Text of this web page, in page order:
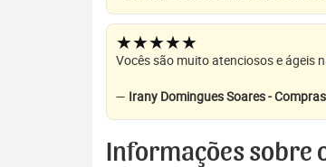
★★★★★
Vocês são muito atenciosos e ágeis
— Irany Domingues Soares -
Informações sobre